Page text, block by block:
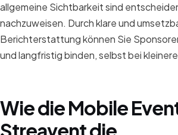
allgemeine Sichtbarkeit sind
nachzuweisen. Durch klare und
Berichterstattung können Sie
und langfristig binden, selbst bei
Wie die Mobile
Streavent die